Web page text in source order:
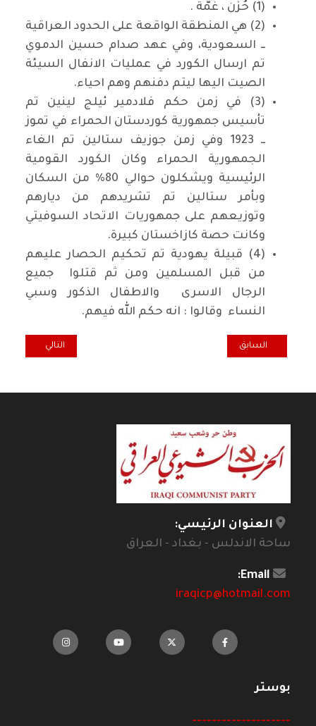
(1) حُزْن ، غُمَّة .
(2) هي المنطقة الواقعة على الحدود العراقية
ــ السعودية، وفي عهد صدام حسين الدموي
تم ارسال الكورد في عمليات الانفال السيئة
الصيت اليها ليتم دفنهم وهم احياء.
(3) في زمن حكم فلادمير ئيلج لينين تم
تأسيس جمهورية كوردستان الحمراء في تموز
ــ 1923 وفي زمن جوزيف ستالين تم الغاء
الجمهورية الحمراء وكان الكورد القومية
الرئيسية ويشكلون حوالي 80% من السكان
وبأمر ستالين تم تشريدهم من ديارهم
وتوزيعهم على جمهوريات الاتحاد السوفيتي
وكانت حصة كازاخستان كبيرة.
(4) قبيلة يهودية تم تحكيم الحصار عليهم
من قبل المسلمين ومن ثم قتلوا جميع
الرجال الاسرى والاطفال الذكور وسبي
النساء وقالوا : انه حكم الله فيهم.
المقال السابق: يهوذا يرقص كل الاوقات في بغداد*
السابق المقال التالي:
التالي
العنوان الرئيسي:
ساحة الاندلس - بغداد - العراق
Email:
iraqicp@hotmail.com
بوستر
--------------------